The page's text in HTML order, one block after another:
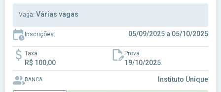
Vaga: Várias vagas
Inscrições: 05/09/2025 a 05/10/2025
Taxa
R$ 100,00
Prova
19/10/2025
BANCA Instituto Unique